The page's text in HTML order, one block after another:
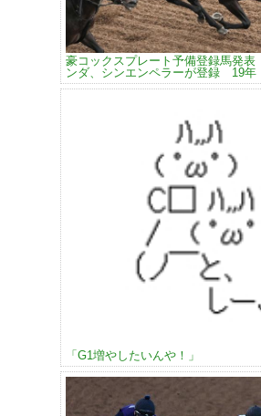
豪コックスプレート予備登録馬発
ンダ、シンエンペラーが登録 19年
「G1増やしたいんや！」